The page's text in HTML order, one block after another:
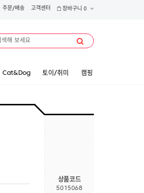
주문/배송 고객센터 장바구니 0
Cat&Dog 토이/취미 캠핑
상품코드
5015068